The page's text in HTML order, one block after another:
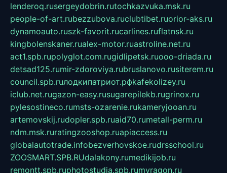
lenderoq.rusergeydobrin.rutochkazvuka.msk.ru
people-of-art.rubezzubova.ruclubtibet.ruorior-aks.ru
dynamoauto.ruszk-favorit.rucarlines.ruflatnsk.ru
kingbolenskaner.rualex-motor.ruastroline.net.ru
act1.spb.rupolyglot.com.rugidlipetsk.ruooo-driada.ru
detsad125.rumir-zdoroviya.rubruslanovo.rusiterem.ru
council.spb.ruлодкипатриот.рфkafekolizey.ru
iclub.net.rugazon-easy.rusugarepilekb.rugrinox.ru
pylesostineco.rumsts-ozarenie.rukameryjooan.ru
artemovskij.rudopler.spb.ruaid70.rumetall-perm.ru
ndm.msk.ruratingzooshop.ruapiaccess.ru
globalautotrade.infobezverhovskoe.rudrsschool.ru
ZOOSMART.SPB.RUdalakony.rumedikijob.ru
remontt.spb.ruphotostudia.spb.rumyragon.ru